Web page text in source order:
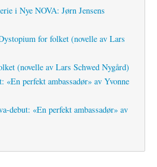
i Nye NOVA: Jørn Jensens
for folket (novelle av Lars
(novelle av Lars Schwed Nygård)
«En perfekt ambassadør» av Yvonne
debut: «En perfekt ambassadør» av